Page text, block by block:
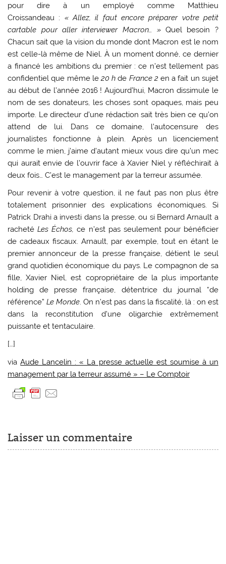
pour dire à un employé comme Matthieu
Croissandeau : « Allez, il faut encore préparer votre petit
cartable pour aller interviewer Macron… »Quel besoin ?
Chacun sait que la vision du monde dont Macron est le nom
est celle-là même de Niel. À un moment donné, ce dernier
a financé les ambitions du premier : ce n’est tellement pas
confidentiel que même le20 h de France 2 en a fait un sujet
au début de l’année 2016 ! Aujourd’hui, Macron dissimule le
nom de ses donateurs, les choses sont opaques, mais peu
importe. Le directeur d’une rédaction sait très bien ce qu’on
attend de lui. Dans ce domaine, l’autocensure des
journalistes fonctionne à plein. Après un licenciement
comme le mien, j’aime d’autant mieux vous dire qu’un mec
qui aurait envie de l’ouvrir face à Xavier Niel y réfléchirait à
deux fois… C’est le management par la terreur assumée.
Pour revenir à votre question, il ne faut pas non plus être
totalement prisonnier des explications économiques. Si
Patrick Drahi a investi dans la presse, ou si Bernard Arnault a
rachetéLes Échos, ce n’est pas seulement pour bénéficier
de cadeaux fiscaux. Arnault, par exemple, tout en étant le
premier annonceur de la presse française, détient le seul
grand quotidien économique du pays. Le compagnon de sa
fille, Xavier Niel, est copropriétaire de la plus importante
holding de presse française, détentrice du journal “de
référence”Le Monde. On n’est pas dans la fiscalité, là : on est
dans la reconstitution d’une oligarchie extrêmement
puissante et tentaculaire.
[…]
viaAude Lancelin : « La presse actuelle est soumise à un
management par la terreur assumé » – Le Comptoir
Laisser un commentaire